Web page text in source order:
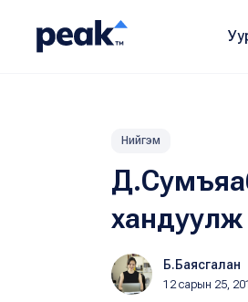
Нийгэм
Б.Баясгалан
12 сарын 25,